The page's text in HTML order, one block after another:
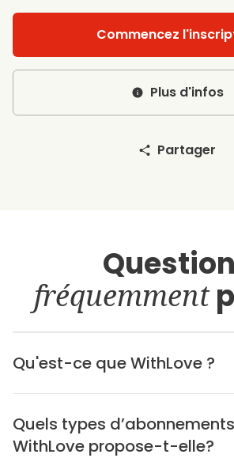
Commencez
Plus d'infos
Partager
fréquemment
Qu'est-ce que WithLove ?
Quels types d’abonnements
WithLove propose-t-elle?